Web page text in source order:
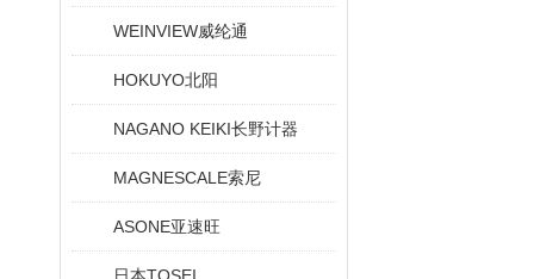
WEINVIEW威纶通
HOKUYO北阳
NAGANO KEIKI长野计器
MAGNESCALE索尼
ASONE亚速旺